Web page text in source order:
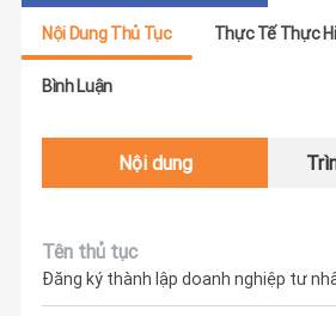
Nội Dung Thủ Tục Thực Tế Thực
Bình Luận
Nội dung
Tên thủ tục
Đăng ký thành lập doanh nghiệp tư